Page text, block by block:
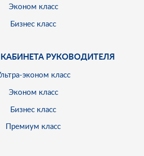
Эконом класс
Бизнес класс
РУКОВОДИТЕЛЯ
эконом класс
Эконом класс
Бизнес класс
Премиум класс